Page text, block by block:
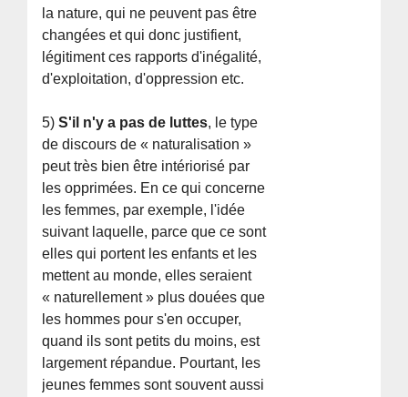
la nature, qui ne peuvent pas être
changées et qui donc justifient,
légitiment ces rapports d'inégalité,
d'exploitation, d'oppression etc.
5)S'il n'y a pas de luttes, le type
de discours de « naturalisation »
peut très bien être intériorisé par
les opprimées. En ce qui concerne
les femmes, par exemple, l'idée
suivant laquelle, parce que ce sont
elles qui portent les enfants et les
mettent au monde, elles seraient
« naturellement » plus douées que
les hommes pour s'en occuper,
quand ils sont petits du moins, est
largement répandue. Pourtant, les
jeunes femmes sont souvent aussi